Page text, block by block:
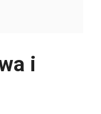
i